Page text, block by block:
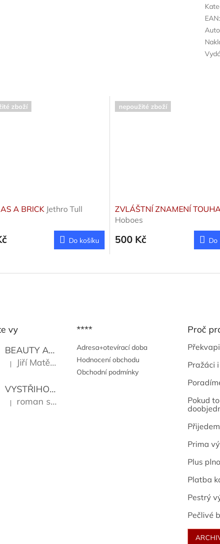
EAN:
zboží
A BRICK Jethro Tull
Do košíku
nepoužité zboží
ZVLÁŠTNÍ ZNAMENÍ
Hoboes
500 Kč Do
vy
BEAUTY AND THE BEAT
Go Go's
Hodnocení produktu je 5 z 5 hvězdiček.
| Jiří Matějů
VYSTŘIHOVÁNKY - PRAŽSKÉ PAMÁTKY Kropáček
Hodnocení produktu je 5 z 5 hvězdiček.
| roman sekanina
****
Adresa+otevírací doba
Hodnocení obchodu
Obchodní podmínky
Proč
Pražáci
Pokud
Prima
Plus
Platba
Pestrý
Pečlivé